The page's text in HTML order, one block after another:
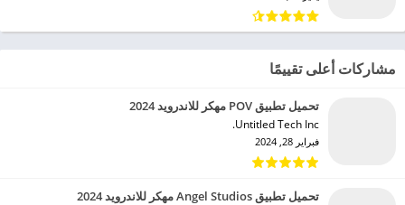
مشاركات أعلى تقييمًا
تحميل تطبيق POV مهكر للاندرويد 2024
Untitled Tech Inc.‏
فبراير 28, 2024
تحميل تطبيق Angel Studios مهكر للاندرويد 2024